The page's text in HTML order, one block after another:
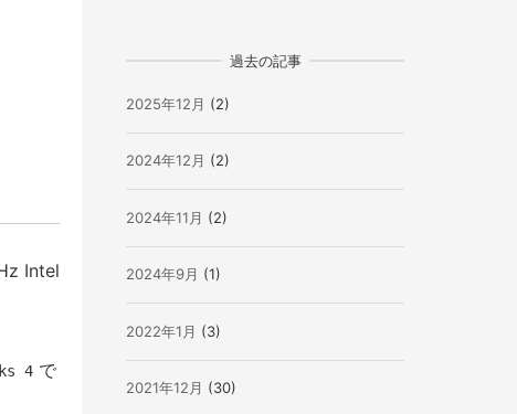
Intel
4 で
過去の記事
2025年12月 (2)
2024年12月 (2)
2024年11月 (2)
2024年9月 (1)
2022年1月 (3)
2021年12月 (30)